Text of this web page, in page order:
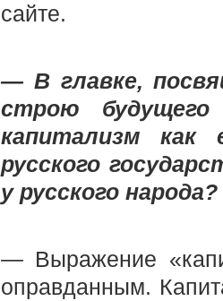
сайте.
— В главке,
строю
капитализм как
русского
у русского народа?
— Выражение
оправданным.